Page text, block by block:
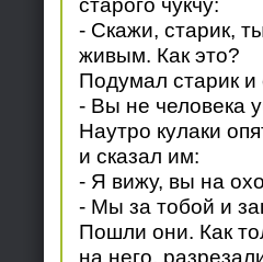
- Скажи, старик,
живым. Как это?
Подумал старик и
- Вы не человека
Наутро кулаки
и сказал им:
- Я вижу, вы на
- Мы за тобой и
Пошли они. Как
на него,